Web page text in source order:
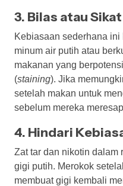
3. Bilas atau
Kebiasaan sederhana
minum air putih atau
makanan yang
(staining). Jika
setelah makan untuk
sebelum mereka
4. Hindari
Zat tar dan nikotin dalam
gigi putih. Merokok
membuat gigi kembali